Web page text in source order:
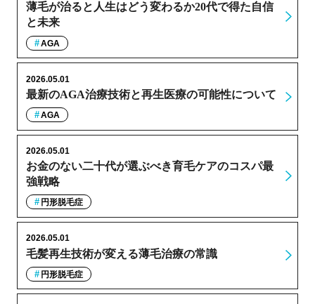
薄毛が治ると人生はどう変わるか20代で得た自信
と未来
AGA
最新のAGA治療技術と再生医療の可能性について
2026.05.01
AGA
お金のない二十代が選ぶべき育毛ケアのコスパ最
強戦略
2026.05.01
円形脱毛症
毛髪再生技術が変える薄毛治療の常識
2026.05.01
円形脱毛症